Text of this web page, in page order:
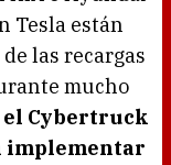
Tesla están
las recargas
mucho
el Cybertruck
implementar